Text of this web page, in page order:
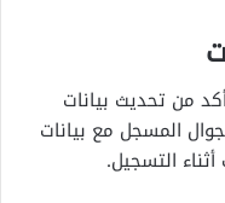
من تحديث بيانات
المسجل مع بيانات
التسجيل.